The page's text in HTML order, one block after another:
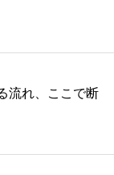
流れ、ここで断